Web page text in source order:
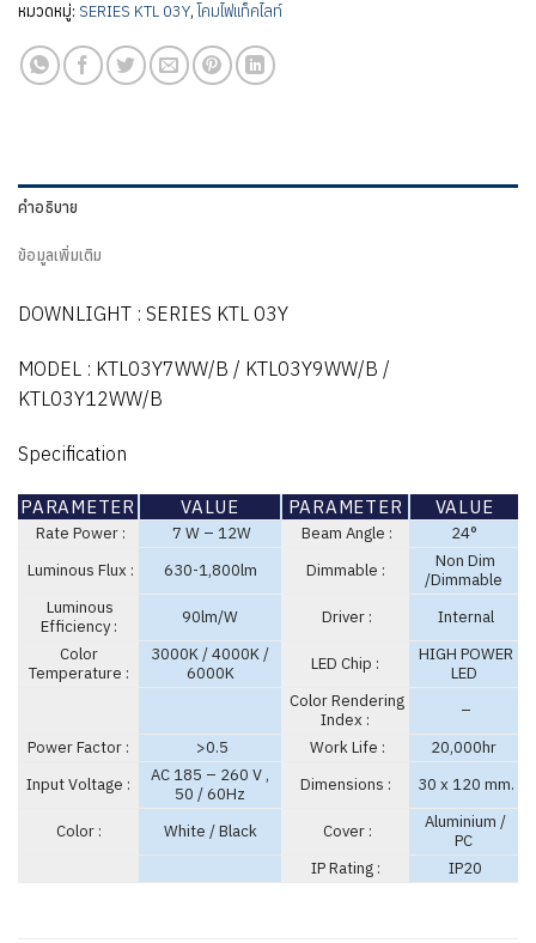
หมวดหมู่: SERIES KTL 03Y, โคมไฟแท็คไลท์
คำอธิบาย
ข้อมูลเพิ่มเติม
DOWNLIGHT : SERIES KTL 03Y
MODEL : KTL03Y7WW/B / KTL03Y9WW/B /
KTL03Y12WW/B
Specification
PARAMETER VALUE PARAMETER VALUE
Rate Power : 7 W – 12W Beam Angle :
24°
Luminous Flux :
630-1,800lm Dimmable :
Non Dim
/Dimmable
Luminous
Efficiency :
90lm/W Driver :
Internal
Color
Temperature :
3000K / 4000K /
6000K
LED Chip :
HIGH POWER
LED
Color Rendering
Index :
–
Power Factor :
>0.5 Work Life :
20,000hr
Input Voltage :
AC 185 – 260 V ,
50 / 60Hz
Dimensions : 30 x 120 mm.
Color : White / Black Cover :
Aluminium /
PC
IP Rating :
IP20